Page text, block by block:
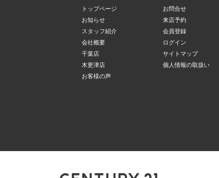
トップページ
お知らせ
スタッフ紹介
会社概要
千葉店
木更津店
お客様の声
お問合せ
来店予約
会員登録
ログイン
サイトマップ
個人情報の取扱い